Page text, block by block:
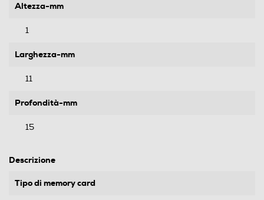
Altezza-mm
1
Larghezza-mm
11
Profondità-mm
15
Descrizione
Tipo di memory card